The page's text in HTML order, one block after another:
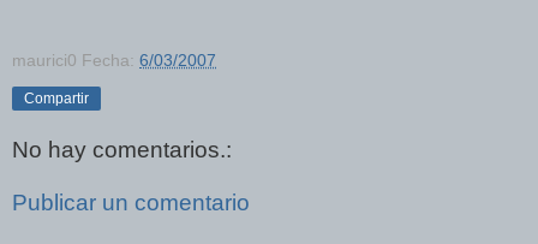
maurici0 Fecha: 6/03/2007
Compartir
No hay comentarios.:
Publicar un comentario